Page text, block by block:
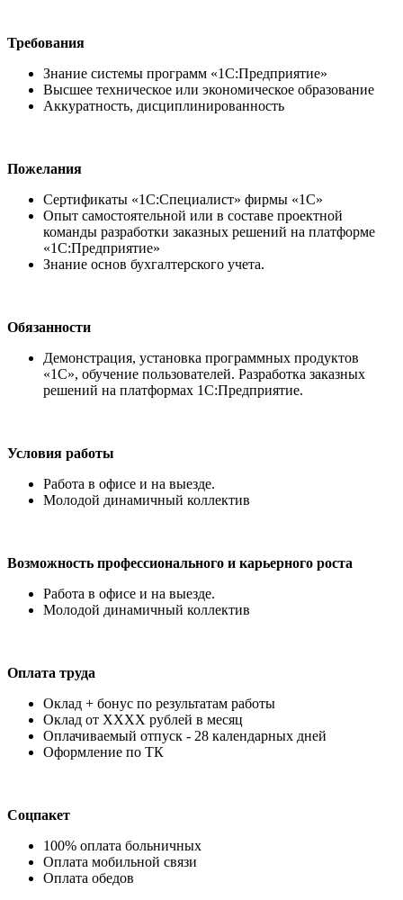
Требования
Знание системы программ «1С:Предприятие»
Высшее техническое или экономическое образование
Аккуратность, дисциплинированность
Пожелания
Сертификаты «1С:Специалист» фирмы «1С»
Опыт самостоятельной или в составе проектной
команды разработки заказных решений на платформе
«1С:Предприятие»
Знание основ бухгалтерского учета.
Обязанности
Демонстрация, установка программных продуктов
«1С», обучение пользователей. Разработка заказных
решений на платформах 1С:Предприятие.
Условия работы
Работа в офисе и на выезде.
Молодой динамичный коллектив
Возможность профессионального и карьерного роста
Работа в офисе и на выезде.
Молодой динамичный коллектив
Оплата труда
Оклад + бонус по результатам работы
Оклад от ХХХХ рублей в месяц
Оплачиваемый отпуск - 28 календарных дней
Оформление по ТК
Соцпакет
100% оплата больничных
Оплата мобильной связи
Оплата обедов